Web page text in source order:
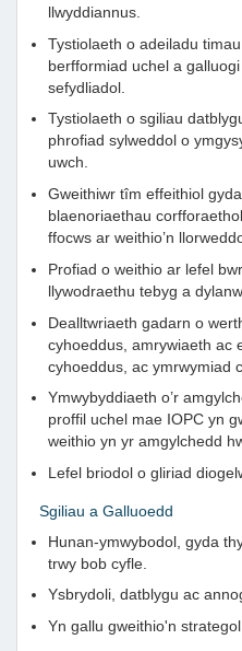
llwyddiannus.
Tystiolaeth o adeiladu
berfformiad uchel a
sefydliadol.
Tystiolaeth o sgiliau
phrofiad sylweddol o
uwch.
Gweithiwr tîm effeithiol
blaenoriaethau
ffocws ar weithio’n
Profiad o weithio ar lefel
llywodraethu tebyg a
Dealltwriaeth gadarn o
cyhoeddus, amrywiaeth ac
cyhoeddus, ac ymrwymiad
Ymwybyddiaeth o’r
proffil uchel mae IOPC yn
weithio yn yr amgylchedd
Lefel briodol o gliriad
Sgiliau a Galluoedd
Hunan-ymwybodol, gyda
trwy bob cyfle.
Ysbrydoli, datblygu ac
Yn gallu gweithio'n